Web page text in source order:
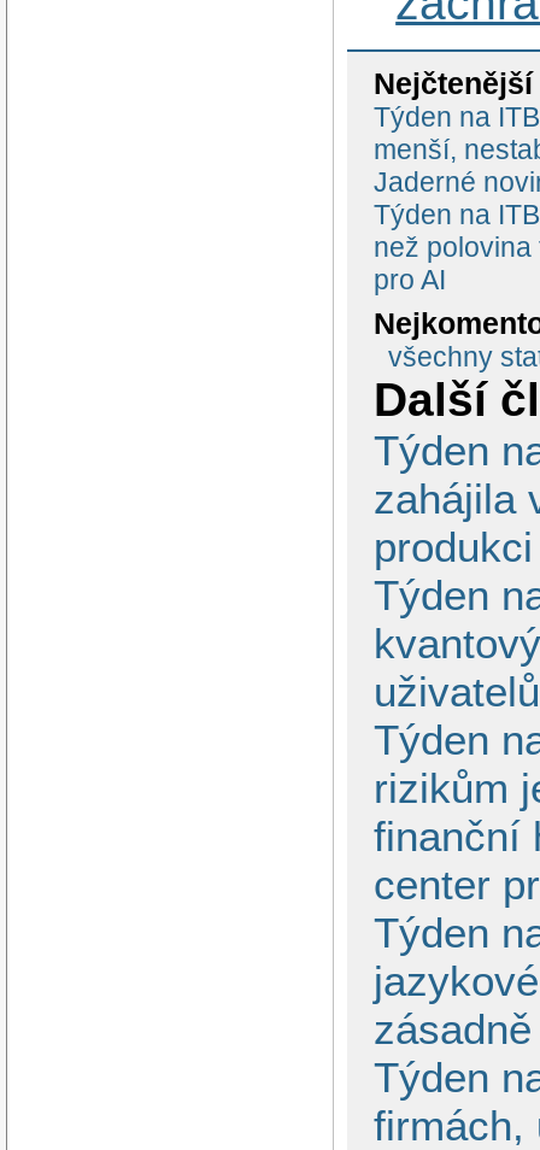
Týden na
menší,
Jaderné
Týden na
než
pro AI
všechny
Další
Týden
zahájila
Týden
Týden
rizikům
finanční
center
Týden
Týden
firmách,